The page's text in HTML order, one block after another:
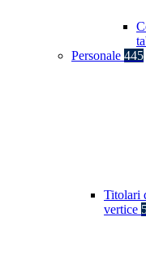
Personale 445
Titolari
vertice